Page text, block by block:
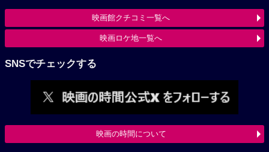
映画館クチコミ一覧へ
映画ロケ地一覧へ
SNSでチェックする
映画の時間について